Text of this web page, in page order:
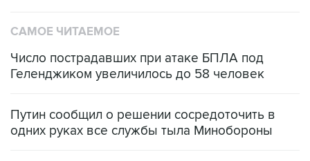
Число пострадавших при атаке БПЛА под
Путин сообщил о решении сосредоточить в
ФСБ сообщила о задержании в Приморье